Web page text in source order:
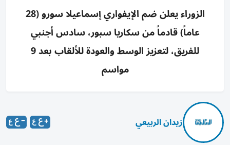
الزوراء يعلن ضم الإيفواري إسماعيلا سورو (28
عاماً) قادماً من سكاريا سبور، سادس أجنبي
للفريق، لتعزيز الوسط والعودة للألقاب بعد 9
مواسم
زيدان الربيعي